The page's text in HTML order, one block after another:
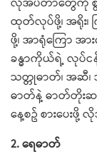
ထုတ်လုပ်ဖို့၊ အရိုး၊
ဖို့၊ အာရုံကြော အာ
ခန္ဓာကိုယ်ရဲ့ လုပ်င
သတ္တုဓာတ်၊ အဆီ၊
ဓာတ်နဲ့ ဓာတ်တိုးဆ
နေ့စဥ် စားပေးဖို့
2. ရေဓာတ်